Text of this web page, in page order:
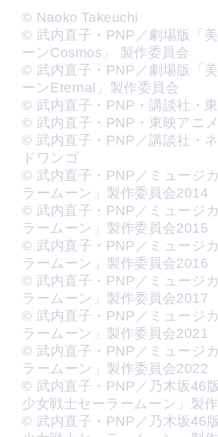
© Naoko Takeuchi
© 武内直子・PNP／劇場版「
ーンCosmos」 製作委員会
© 武内直子・PNP／劇場版「
ーンEternal」製作委員会
© 武内直子・PNP・講談社・
© 武内直子・PNP・東映アニ
© 武内直子・PNP／講談社・
ドワンゴ
© 武内直子・PNP／ミュージ
ラームーン」製作委員会2014
© 武内直子・PNP／ミュージ
ラームーン」製作委員会2015
© 武内直子・PNP／ミュージ
ラームーン」製作委員会2016
© 武内直子・PNP／ミュージ
ラームーン」製作委員会2017
© 武内直子・PNP／ミュージ
ラームーン」製作委員会2021
© 武内直子・PNP／ミュージ
ラームーン」製作委員会2022
© 武内直子・PNP／乃木坂46
少女戦士セーラームーン」製
© 武内直子・PNP／乃木坂46